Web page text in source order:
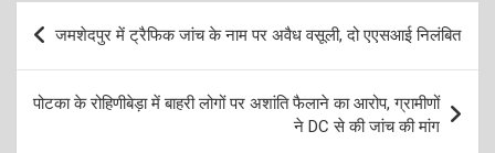
Post
navigation
जमशेदपुर में ट्रैफिक जांच के नाम पर अवैध वसूली, दो एएसआई निलंबित
पोटका के रोहिणीबेड़ा में बाहरी लोगों पर अशांति फैलाने का आरोप, ग्रामीणों
ने DC से की जांच की मांग